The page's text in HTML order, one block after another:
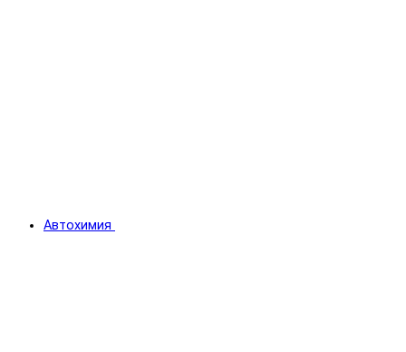
Автохимия